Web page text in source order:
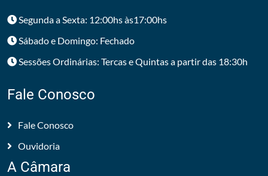
Segunda a Sexta: 12:00hs às17:00hs
Sábado e Domingo: Fechado
Sessões Ordinárias: Tercas e Quintas a partir das 18:30h
Fale Conosco
Fale Conosco
Ouvidoria
A Câmara